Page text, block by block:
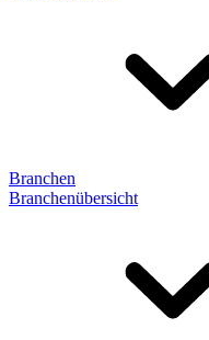
Branchen
Branchenübersicht